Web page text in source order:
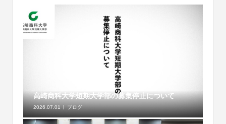
高崎商科大学短期大学部の募集停止について
2026.07.01 ブログ